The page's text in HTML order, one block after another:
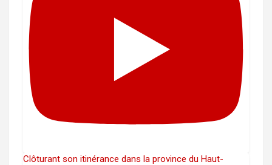
Clôturant son itinérance dans la province du Haut-